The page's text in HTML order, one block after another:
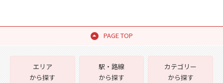
PAGE TOP
エリア
から探す
駅・路線
から探す
カテゴリー
から探す